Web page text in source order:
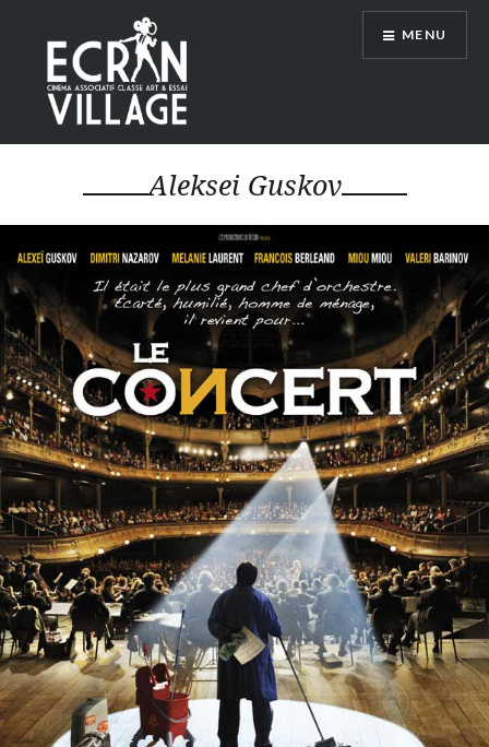
contenu
principal
ÉCRAN VILLAGE
MENU
Aleksei Guskov